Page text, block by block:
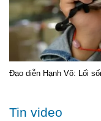
Đạo diễn Hạnh Võ: Lối
Tin video